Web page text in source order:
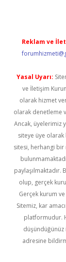
Reklam ve
Yasal Uyarı:
ve İletişim
olarak hizmet
olarak denetleme
Ancak, üyelerimiz
siteye üye
sitesi, herhangi bir
paylaşılmaktadır.
olup, gerçek
Gerçek kurum
Sitemiz, kar
platformudur.
düşündüğünüz
adresine